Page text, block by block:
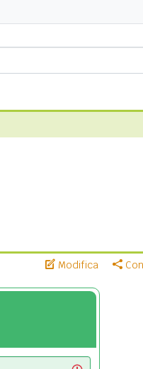
Modifica